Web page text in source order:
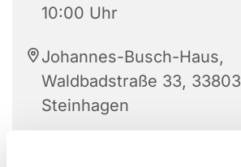
10:00 Uhr
Johannes-Busch-Haus,
Waldbadstraße 33, 33803
Steinhagen